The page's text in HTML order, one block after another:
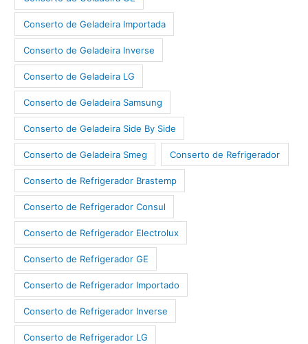
Conserto de Geladeira Importada
Conserto de Geladeira Inverse
Conserto de Geladeira LG
Conserto de Geladeira Samsung
Conserto de Geladeira Side By Side
Conserto de Geladeira Smeg Conserto de Refrigerador
Conserto de Refrigerador Brastemp
Conserto de Refrigerador Consul
Conserto de Refrigerador Electrolux
Conserto de Refrigerador GE
Conserto de Refrigerador Importado
Conserto de Refrigerador Inverse
Conserto de Refrigerador LG